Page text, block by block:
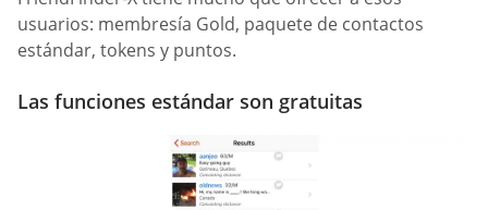
usuarios: membresía Gold, paquete de contactos
estándar, tokens y puntos.
Las funciones estándar son gratuitas